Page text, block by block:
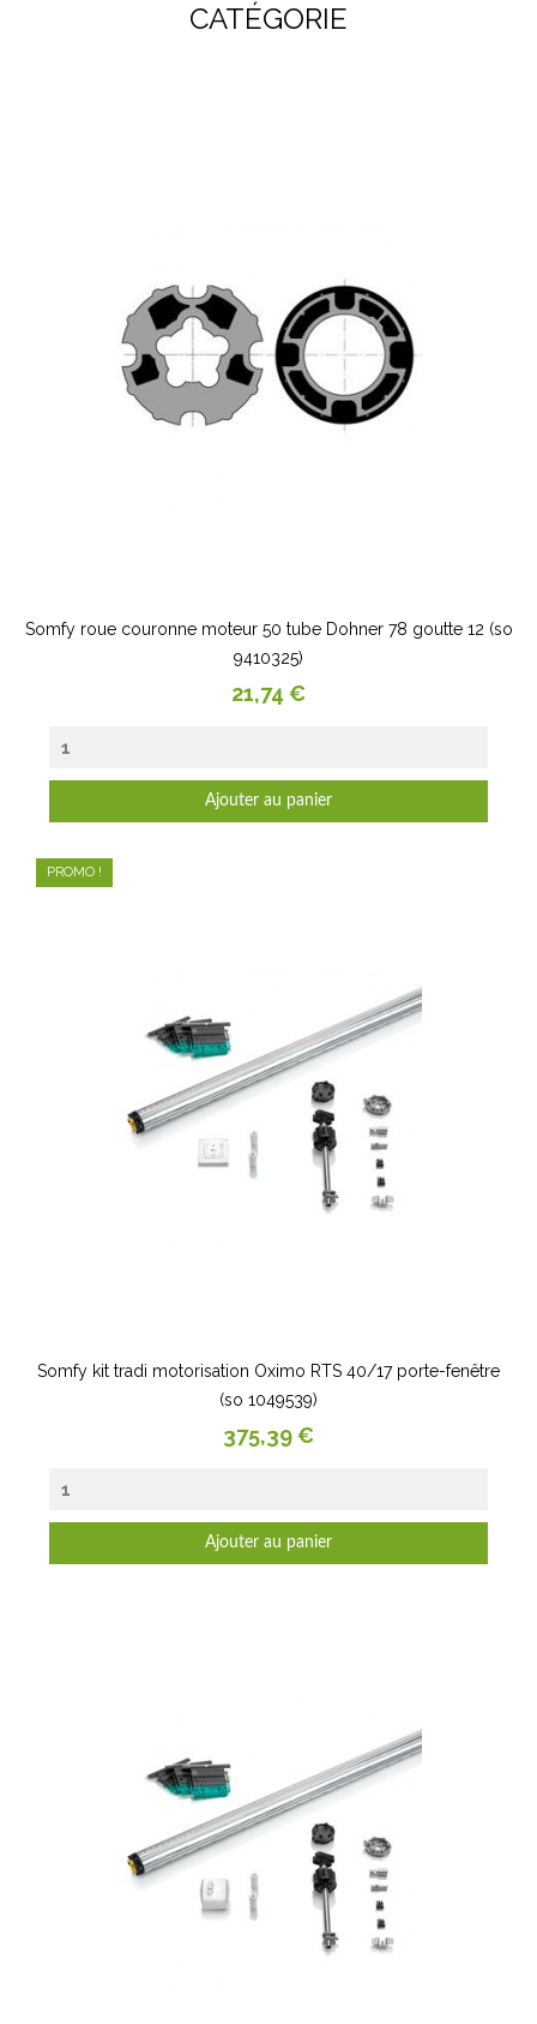
CATÉGORIE
Somfy roue couronne moteur 50 tube Dohner 78 goutte 12 (so
9410325)
Prix
21,74 €
Ajouter au panier
Somfy kit tradi motorisation Oximo RTS 40/17 porte-fenêtre
(so 1049539)
Prix
375,39 €
Ajouter au panier
PROMO !